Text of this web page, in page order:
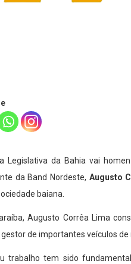
Legislativa da Bahia vai
da Band Nordeste, Augusto
baiana.
Augusto Corrêa Lima
de importantes veículos
trabalho tem sido